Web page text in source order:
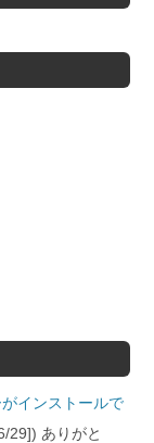
インストールで
29]) ありがと